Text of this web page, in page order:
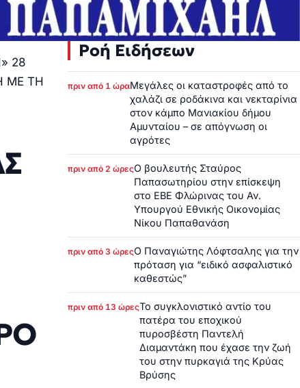
28
ΜΕ ΤΗ
Ροή Ειδήσεων
πριν από 1 ώραΜεγάλες οι καταστροφές από το
χαλάζι σε ροδάκινα και νεκταρίνια
στον κάμπο Μανιακίου δήμου
Αμυνταίου – σε απόγνωση οι
αγρότες
πριν από 2 ώρεςΟ βουλευτής Σταύρος
Παπασωτηρίου στην επίσκεψη
στο ΕΒΕ Φλώρινας του Αν.
Υπουργού Εθνικής Οικονομίας
Νίκου Παπαθανάση
πριν από 3 ώρεςΟ Παναγιώτης Λόφτσαλης για την
πρόταση για “ειδικό ασφαλιστικό
καθεστώς”
πριν από 13 ώρεςΤο συγκλονιστικό αντίο του
πατέρα του εποχικού
πυροσβέστη Παντελή
Διαμαντάκη που έχασε την ζωή
του στην πυρκαγιά της Κρύας
Βρύσης